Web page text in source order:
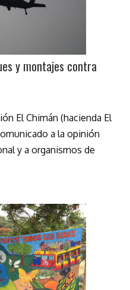
y montajes contra
El Chimán (hacienda El
a la opinión
y a organismos de